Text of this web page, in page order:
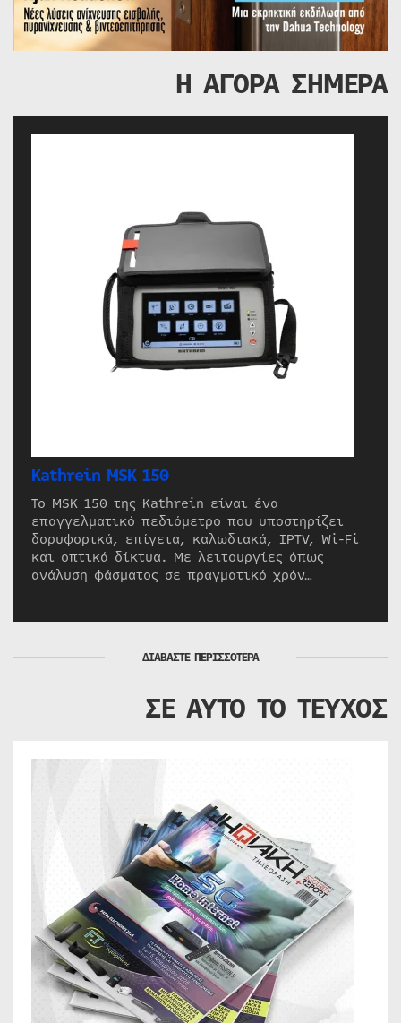
Η ΑΓΟΡΑ ΣΗΜΕΡΑ
Kathrein MSK 150
Το MSK 150 της Kathrein είναι ένα
επαγγελματικό πεδιόμετρο που υποστηρίζει
δορυφορικά, επίγεια, καλωδιακά, IPTV, Wi-Fi
και οπτικά δίκτυα. Με λειτουργίες όπως
ανάλυση φάσματος σε πραγματικό χρόν…
ΔΙΑΒΑΣΤΕ ΠΕΡΙΣΣΟΤΕΡΑ
ΣΕ ΑΥΤΟ ΤΟ ΤΕΥΧΟΣ